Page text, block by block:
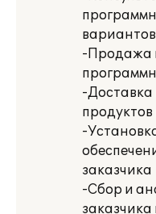
-Продажа
-
продуктов
-
заказчика
-Сбор и